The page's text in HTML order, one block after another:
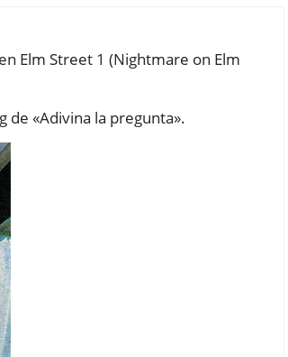
Elm Street 1 (Nightmare on Elm
de «Adivina la pregunta».